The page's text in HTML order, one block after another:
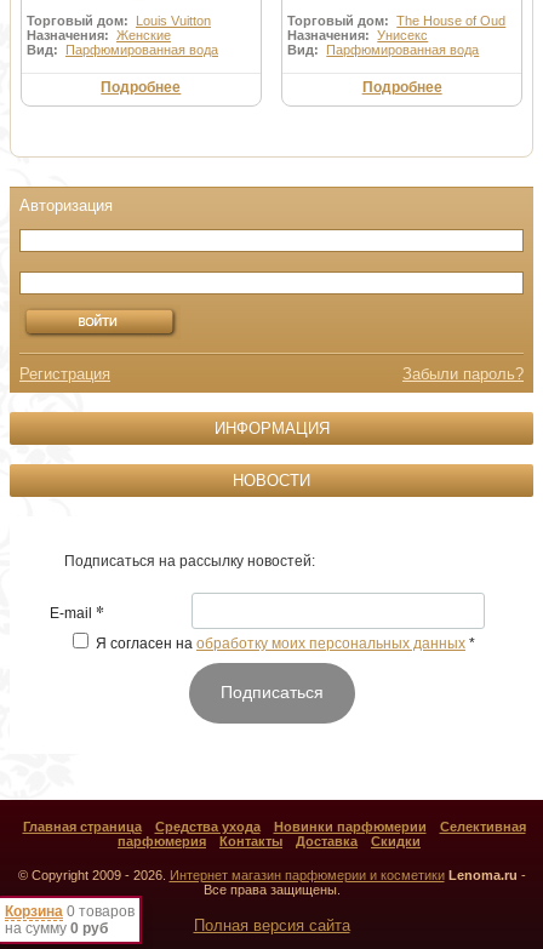
Торговый дом:
Louis Vuitton
Назначения: Женские
Вид:
Парфюмированная вода
Подробнее
Торговый дом:The House of Oud
Назначения:Унисекс
Вид:
Парфюмированная вода
Подробнее
Корзина 0 товаров
на сумму 0 руб
Регистрация Забыли пароль?
ИНФОРМАЦИЯ
НОВОСТИ
Подписаться на рассылку новостей:
E-mail *
Я согласен на обработку моих персональных данных *
Подписаться
Главная страница Средства ухода Новинки парфюмерии
Селективная
парфюмерия
Контакты Доставка Скидки
© Copyright 2009 - 2026. Интернет магазин парфюмерии и косметики Lenoma.ru -
Все права защищены.
Полная версия сайта